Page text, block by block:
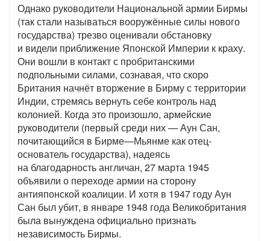
Однако руководители Национальной армии Бирмы
(так стали называться вооружённые силы нового
государства) трезво оценивали обстановку
и видели приближение Японской Империи к краху.
Они вошли в контакт с пробританскими
подпольными силами, сознавая, что скоро
Британия начнёт вторжение в Бирму с территории
Индии, стремясь вернуть себе контроль над
колонией. Когда это произошло, армейские
руководители (первый среди них — Аун Сан,
почитающийся в Бирме—Мьянме как отец-
основатель государства), надеясь
на благодарность англичан, 27 марта 1945
объявили о переходе армии на сторону
антияпонской коалиции. И хотя в 1947 году Аун
Сан был убит, в январе 1948 года Великобритания
была вынуждена официально признать
независимость Бирмы.